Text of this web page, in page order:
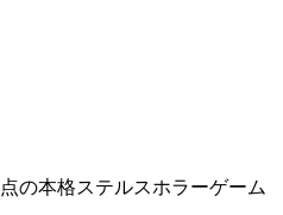
の本格ステルスホラーゲーム